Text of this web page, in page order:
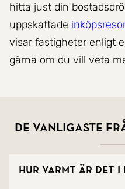
hitta just din
uppskattade
visar fastigheter enligt
gärna om du vill veta
De vanligaste
Hur varmt är det